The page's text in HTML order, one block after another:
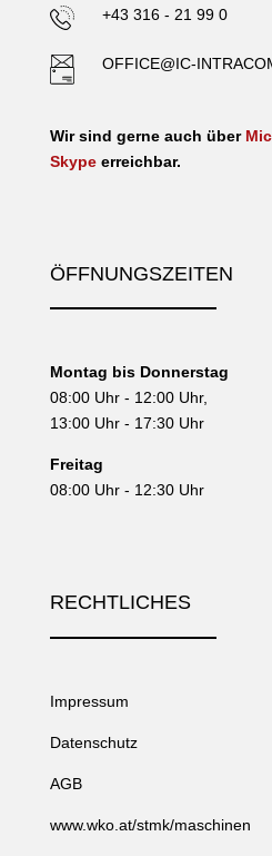
+43 316 - 21 99 0
OFFICE@IC-
Wir sind gerne auch über
Skypeerreichbar.
ÖFFNUNGSZEITEN
Montag bis Donnerstag
08:00 Uhr - 12:00 Uhr,
13:00 Uhr - 17:30 Uhr
Freitag
08:00 Uhr - 12:30 Uhr
RECHTLICHES
Impressum
Datenschutz
AGB
www.wko.at/stmk/maschinen